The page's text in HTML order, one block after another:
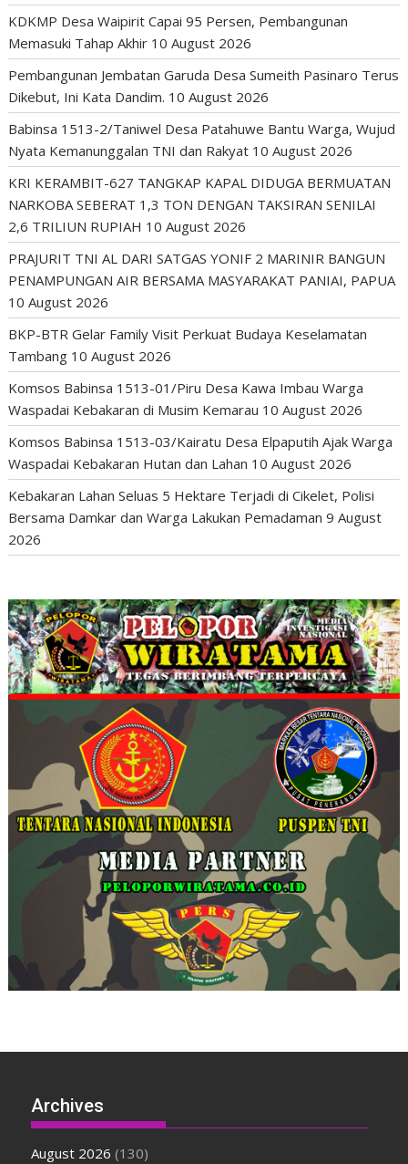
KDKMP Desa Waipirit Capai 95 Persen, Pembangunan
Memasuki Tahap Akhir 10 August 2026
Pembangunan Jembatan Garuda Desa Sumeith Pasinaro Terus
Dikebut, Ini Kata Dandim. 10 August 2026
Babinsa 1513-2/Taniwel Desa Patahuwe Bantu Warga, Wujud
Nyata Kemanunggalan TNI dan Rakyat 10 August 2026
KRI KERAMBIT-627 TANGKAP KAPAL DIDUGA BERMUATAN
NARKOBA SEBERAT 1,3 TON DENGAN TAKSIRAN SENILAI
2,6 TRILIUN RUPIAH 10 August 2026
PRAJURIT TNI AL DARI SATGAS YONIF 2 MARINIR BANGUN
PENAMPUNGAN AIR BERSAMA MASYARAKAT PANIAI, PAPUA
10 August 2026
BKP-BTR Gelar Family Visit Perkuat Budaya Keselamatan
Tambang 10 August 2026
Komsos Babinsa 1513-01/Piru Desa Kawa Imbau Warga
Waspadai Kebakaran di Musim Kemarau 10 August 2026
Komsos Babinsa 1513-03/Kairatu Desa Elpaputih Ajak Warga
Waspadai Kebakaran Hutan dan Lahan 10 August 2026
Kebakaran Lahan Seluas 5 Hektare Terjadi di Cikelet, Polisi
Bersama Damkar dan Warga Lakukan Pemadaman 9 August
2026
Archives
August 2026 (130)